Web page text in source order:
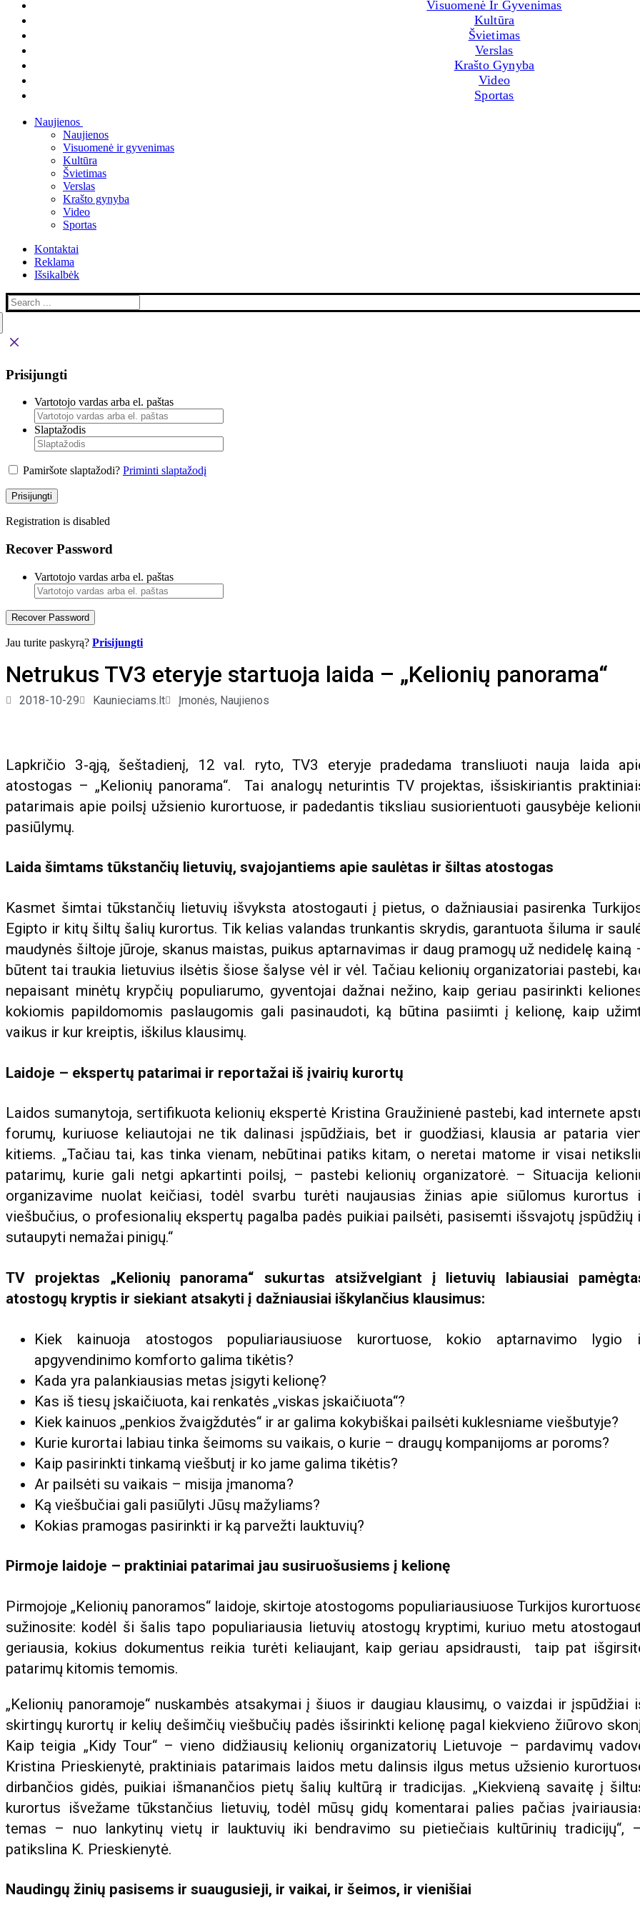
Visuomenė Ir Gyvenimas
Kultūra
Švietimas
Verslas
Krašto Gynyba
Video
Sportas
Naujienos
Naujienos
Visuomenė ir gyvenimas
Kultūra
Švietimas
Verslas
Krašto gynyba
Video
Sportas
Kontaktai
Reklama
Išsikalbėk
Prisijungti
Vartotojo vardas arba el. paštas
Slaptažodis
Pamiršote slaptažodi? Priminti slaptažodį
Prisijungti
Registration is disabled
Recover Password
Vartotojo vardas arba el. paštas
Recover Password
Jau turite paskyrą? Prisijungti
Netrukus TV3 eteryje startuoja laida – „Kelionių panorama“
2018-10-29 Kaunieciams.lt Įmonės, Naujienos
Lapkričio 3-ąją, šeštadienį, 12 val. ryto, TV3 eteryje pradedama transliuoti nauja laida
atostogas – „Kelionių panorama“. Tai analogų neturintis TV projektas, išsiskiriantis
patarimais apie poilsį užsienio kurortuose, ir padedantis tiksliau susiorientuoti gausybėje
pasiūlymų.
Laida šimtams tūkstančių lietuvių, svajojantiems apie saulėtas ir šiltas atostogas
Kasmet šimtai tūkstančių lietuvių išvyksta atostogauti į pietus, o dažniausiai pasirenka
Egipto ir kitų šiltų šalių kurortus. Tik kelias valandas trunkantis skrydis, garantuota šiluma ir
maudynės šiltoje jūroje, skanus maistas, puikus aptarnavimas ir daug pramogų už nedidelę kainą
būtent tai traukia lietuvius ilsėtis šiose šalyse vėl ir vėl. Tačiau kelionių organizatoriai pastebi,
nepaisant minėtų krypčių populiarumo, gyventojai dažnai nežino, kaip geriau pasirinkti
kokiomis papildomomis paslaugomis gali pasinaudoti, ką būtina pasiimti į kelionę, kaip
vaikus ir kur kreiptis, iškilus klausimų.
Laidoje – ekspertų patarimai ir reportažai iš įvairių kurortų
Laidos sumanytoja, sertifikuota kelionių ekspertė Kristina Graužinienė pastebi, kad internete
forumų, kuriuose keliautojai ne tik dalinasi įspūdžiais, bet ir guodžiasi, klausia ar pataria
kitiems. „Tačiau tai, kas tinka vienam, nebūtinai patiks kitam, o neretai matome ir visai
patarimų, kurie gali netgi apkartinti poilsį, – pastebi kelionių organizatorė. – Situacija
organizavime nuolat keičiasi, todėl svarbu turėti naujausias žinias apie siūlomus kurortus
viešbučius, o profesionalių ekspertų pagalba padės puikiai pailsėti, pasisemti išsvajotų įspūdžių
sutaupyti nemažai pinigų.“
TV projektas „Kelionių panorama“ sukurtas atsižvelgiant į lietuvių labiausiai
atostogų kryptis ir siekiant atsakyti į dažniausiai iškylančius klausimus:
Kiek kainuoja atostogos populiariausiuose kurortuose, kokio aptarnavimo lygio
apgyvendinimo komforto galima tikėtis?
Kada yra palankiausias metas įsigyti kelionę?
Kas iš tiesų įskaičiuota, kai renkatės „viskas įskaičiuota“?
Kiek kainuos „penkios žvaigždutės“ ir ar galima kokybiškai pailsėti kuklesniame viešbutyje?
Kurie kurortai labiau tinka šeimoms su vaikais, o kurie – draugų kompanijoms ar poroms?
Kaip pasirinkti tinkamą viešbutį ir ko jame galima tikėtis?
Ar pailsėti su vaikais – misija įmanoma?
Ką viešbučiai gali pasiūlyti Jūsų mažyliams?
Kokias pramogas pasirinkti ir ką parvežti lauktuvių?
Pirmoje laidoje – praktiniai patarimai jau susiruošusiems į kelionę
Pirmojoje „Kelionių panoramos“ laidoje, skirtoje atostogoms populiariausiuose Turkijos
sužinosite: kodėl ši šalis tapo populiariausia lietuvių atostogų kryptimi, kuriuo metu
geriausia, kokius dokumentus reikia turėti keliaujant, kaip geriau apsidrausti, taip pat
patarimų kitomis temomis.
„Kelionių panoramoje“ nuskambės atsakymai į šiuos ir daugiau klausimų, o vaizdai ir įspūdžiai
skirtingų kurortų ir kelių dešimčių viešbučių padės išsirinkti kelionę pagal kiekvieno žiūrovo
Kaip teigia „Kidy Tour“ – vieno didžiausių kelionių organizatorių Lietuvoje – pardavimų
Kristina Prieskienytė, praktiniais patarimais laidos metu dalinsis ilgus metus užsienio
dirbančios gidės, puikiai išmanančios pietų šalių kultūrą ir tradicijas. „Kiekvieną savaitę į
kurortus išvežame tūkstančius lietuvių, todėl mūsų gidų komentarai palies pačias
temas – nuo lankytinų vietų ir lauktuvių iki bendravimo su pietiečiais kultūrinių tradicijų“, –
patikslina K. Prieskienytė.
Naudingų žinių pasisems ir suaugusieji, ir vaikai, ir šeimos, ir vienišiai